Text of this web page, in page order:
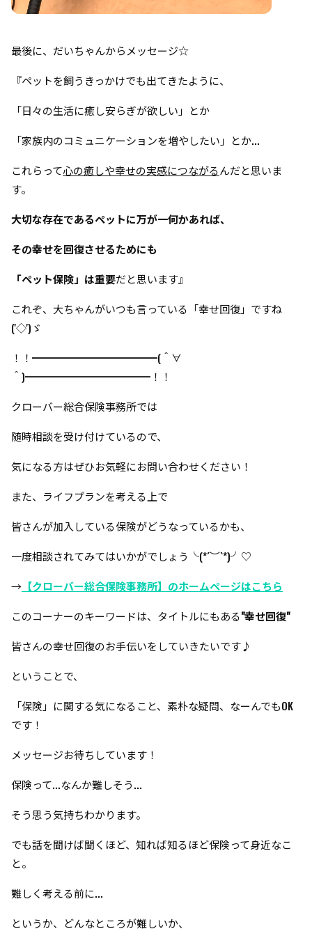
最後に、だいちゃんから メッセージ☆
『ペットを飼うきっかけでも出てきたように、
「日々の生活に癒し安らぎが欲しい」とか
「家族内のコミュニケーションを増やしたい」とか...
これらって心の癒しや幸せの実感につながるんだと思いま
す。
大切な存在であるペットに万が一何かあれば、
その幸せを回復させるためにも
「ペット保険」は重要だと思います』
これぞ、大ちゃんがいつも言っている「幸せ回復」ですね
('◇')ゞ
！！━━━━━━━━━━━━(＾∀
＾)━━━━━━━━━━━━！！
クローバー総合保険事務所では
随時相談を受け付けているので、
気になる方はぜひお気軽にお問い合わせください！
また、ライフプランを考える上で
皆さんが加入している保険がどうなっているかも、
一度相談されてみてはいかがでしょう╰(*´︶`*)╯♡
→ 【クローバー総合保険事務所】のホームページはこちら
このコーナーのキーワードは、タイトルにもある"幸せ回復"
皆さんの幸せ回復のお手伝いをしていきたいです♪
ということで、
「保険」に関する気になること、素朴な疑問、なーんでもOK
です！
メッセージお待ちしています！
保険って...なんか難しそう...
そう思う気持ちわかります。
でも話を聞けば聞くほど、知れば知るほど保険って身近なこ
と。
難しく考える前に...
というか、どんなところが難しいか、